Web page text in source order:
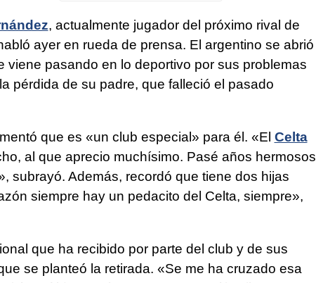
, actualmente jugador del próximo rival de
ayer en rueda de prensa. El argentino se abrió
viene pasando en lo deportivo por sus problemas
pérdida de su padre, que falleció el pasado
que es «un club especial» para él. «El Celta
al que aprecio muchísimo. Pasé años hermosos
subrayó. Además, recordó que tiene dos hijas
siempre hay un pedacito del Celta, siempre»,
que ha recibido por parte del club y de sus
se planteó la retirada. «Se me ha cruzado esa